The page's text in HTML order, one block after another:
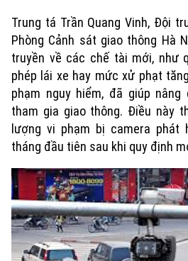
Xu hướng
Trung tá Trần Quang Vinh, Đội
Phòng Cảnh sát giao thông Hà
truyền về các chế tài mới, như
phép lái xe hay mức xử phạt
phạm nguy hiểm, đã giúp
tham gia giao thông. Điều này
lượng vi phạm bị camera phát
tháng đầu tiên sau khi quy định